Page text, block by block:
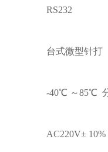
RS232
台式微型针打
-40℃ ～85℃
AC220V±